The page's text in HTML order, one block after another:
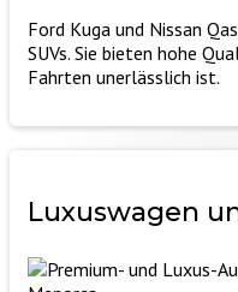
Ford Kuga und Nissan
SUVs. Sie bieten hohe
Fahrten unerlässlich ist.
Luxuswagen